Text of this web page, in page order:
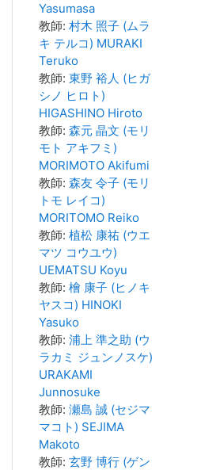
Yasumasa
教師: 村木 照子 (ムラ
キ テルコ) MURAKI
Teruko
教師: 東野 裕人 (ヒガ
シノ ヒロト)
HIGASHINO Hiroto
教師: 森元 晶文 (モリ
モト アキフミ)
MORIMOTO Akifumi
教師: 森友 令子 (モリ
トモ レイコ)
MORITOMO Reiko
教師: 植松 康祐 (ウエ
マツ コウユウ)
UEMATSU Koyu
教師: 檜 康子 (ヒノキ
ヤスコ) HINOKI
Yasuko
教師: 浦上 準之助 (ウ
ラカミ ジュンノスケ)
URAKAMI
Junnosuke
教師: 瀬島 誠 (セジマ
マコト) SEJIMA
Makoto
教師: 玄野 博行 (ゲン